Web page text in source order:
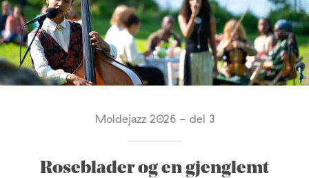
Moldejazz 2026 - del 3
Roseblader og en gjenglemt